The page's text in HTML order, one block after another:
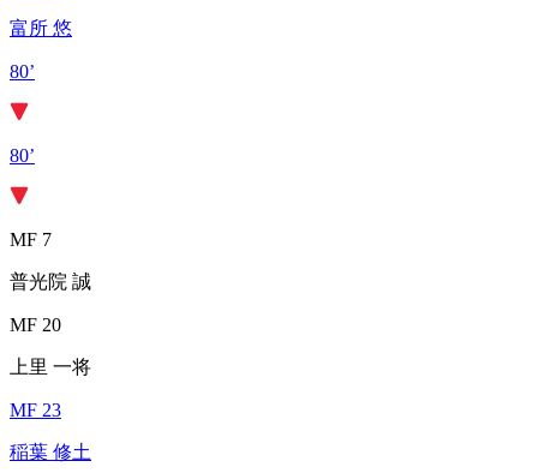
富所 悠
80’
80’
MF 7
普光院 誠
MF 20
上里 一将
MF 23
稲葉 修土